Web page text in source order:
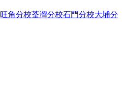
旺角分校荃灣分校石門分校大埔分